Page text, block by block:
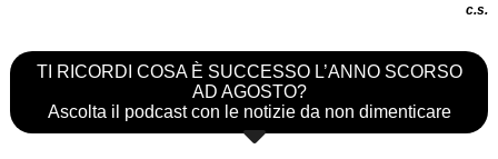
c.s.
TI RICORDI COSA È SUCCESSO L’ANNO SCORSO
AD AGOSTO?
Ascolta il podcast con le notizie da non dimenticare